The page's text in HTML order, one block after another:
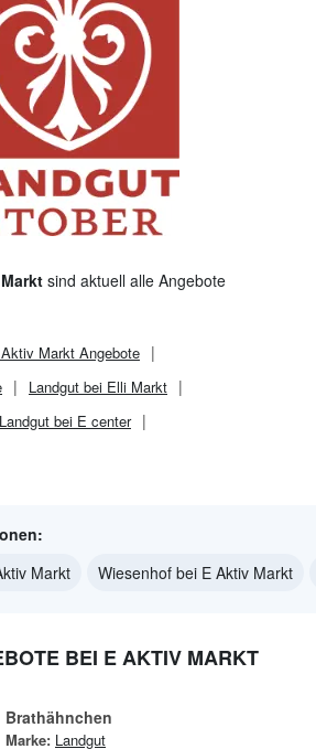
sind aktuell alle Angebote
Markt Angebote
Landgut bei Elli Markt
Landgut bei E center
Markt
Wiesenhof bei E Aktiv Markt
BEI E AKTIV MARKT
Brathähnchen
Marke: Landgut